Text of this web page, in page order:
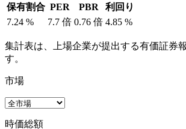
保有割合 PER PBR
利回り
7.24 % 7.7 倍 0.76 倍 4.85 %
集計表は、上場企業が提出する有価証券
す。
市場
時価総額